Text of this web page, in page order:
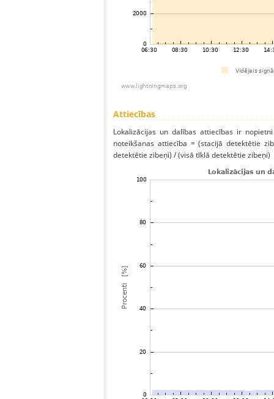
Attiecības
Lokalizācijas un dalības attiecības ir
noteikšanas attiecība = (stacijā detektētie
detektētie zibeņi) / (visā tīklā detektētie zibeņi)